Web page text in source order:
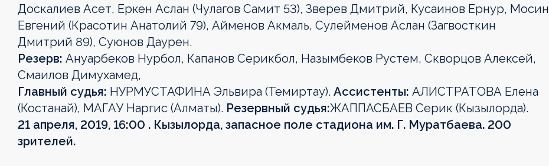
OLIMPBET
ПРЕМЬЕР-
1XBET
БІРІНШІ
OLIMPBET
КУБОК
ЕКІНШІ
ЛИГА
OLIMPBET
СУПЕРКУБОК
ӘЙЕЛДЕР
ЛИГАСЫ
ӘЙЕЛДЕР
КУБОГЫ
1ХВЕТ
ЛИГА
Басшылық
Доскалиев Асет, Еркен Аслан (Чулагов Самит 53), Зверев Дмитрий, Кусаинов Ернур, Мосин
Евгений (Красотин Анатолий 79), Айменов Акмаль, Сулейменов Аслан (Загвосткин
Дмитрий 89), Суюнов Даурен.
Резерв: Ануарбеков Нурбол, Капанов Серикбол, Назымбеков Рустем, Скворцов Алексей,
Смаилов Димухамед,
Главный судья: НУРМУСТАФИНА Эльвира (Темиртау). Ассистенты: АЛИСТРАТОВА Елена
(Костанай), МАГАУ Наргис (Алматы). Резервный судья:ЖАППАСБАЕВ Серик (Кызылорда).
21 апреля, 2019, 16:00 . Кызылорда, запасное поле стадиона им. Г. Муратбаева. 200
зрителей.